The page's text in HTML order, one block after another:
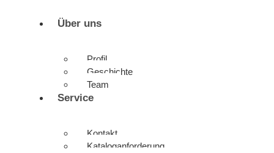
Über uns
Profil
Geschichte
Team
Service
Kontakt
Kataloganforderung